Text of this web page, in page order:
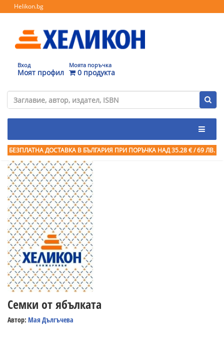
Helikon.bg
Вход
Моят профил
Моята поръчка
0 продукта
БЕЗПЛАТНА ДОСТАВКА В БЪЛГАРИЯ ПРИ ПОРЪЧКА НАД 35.28 € / 69 ЛВ.
Семки от ябълката
Автор: Мая Дългъчева